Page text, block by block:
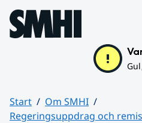
Hoppa till sidans innehåll
Start
Om SMHI
Regeringsuppdrag och